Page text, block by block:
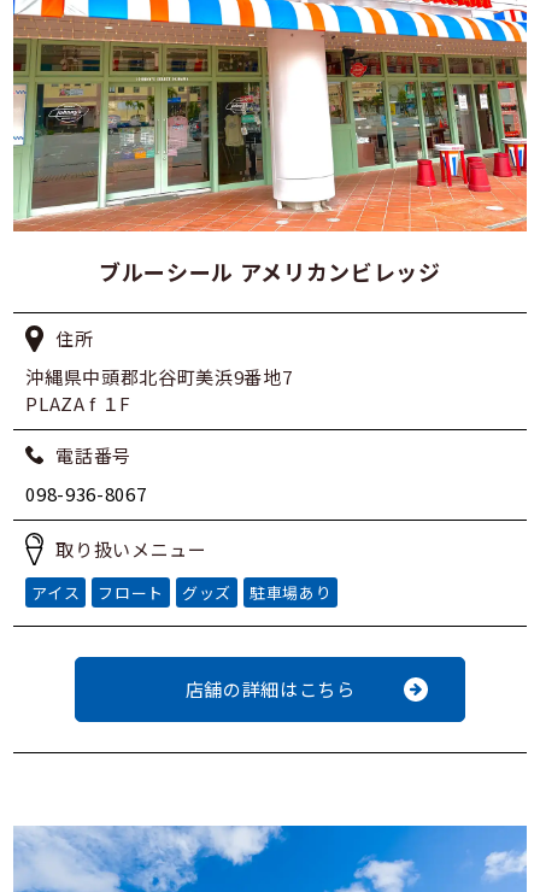
ブルーシール アメリカンビレッジ
住所
沖縄県中頭郡北谷町美浜9番地7
PLAZA f １F
電話番号
098-936-8067
取り扱いメニュー
アイス フロート グッズ 駐車場あり
店舗の詳細はこちら